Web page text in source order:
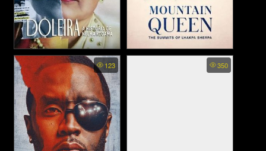
Nelma Kodama (2024)
Mountain Queen The
Summits of Lhakpa Sherpa -
123 350